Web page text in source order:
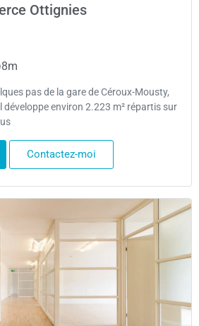
Ottignies
8m
pas de la gare de Céroux-Mousty,
environ 2.223 m² répartis sur
Contactez-moi